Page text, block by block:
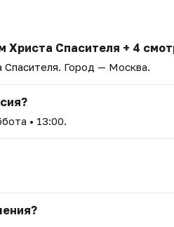
Христа Спасителя + 4
Спасителя. Город — Москва.
• 13:00.